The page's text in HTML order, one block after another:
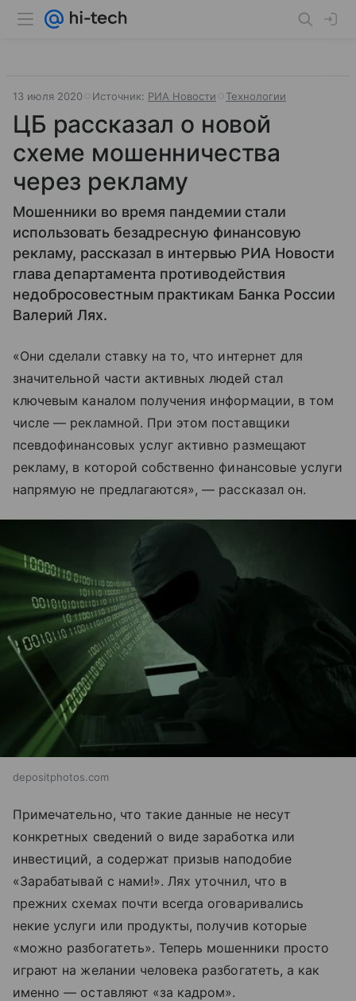
13 июля 2020 Источник: РИА Новости Технологии
ЦБ рассказал о новой
схеме мошенничества
через рекламу
Мошенники во время пандемии стали
использовать безадресную финансовую
рекламу, рассказал в интервью РИА Новости
глава департамента противодействия
недобросовестным практикам Банка России
Валерий Лях.
«Они сделали ставку на то, что интернет для
значительной части активных людей стал
ключевым каналом получения информации, в том
числе — рекламной. При этом поставщики
псевдофинансовых услуг активно размещают
рекламу, в которой собственно финансовые услуги
напрямую не предлагаются», — рассказал он.
depositphotos.com
Примечательно, что такие данные не несут
конкретных сведений о виде заработка или
инвестиций, а содержат призыв наподобие
«Зарабатывай с нами!». Лях уточнил, что в
прежних схемах почти всегда оговаривались
некие услуги или продукты, получив которые
«можно разбогатеть». Теперь мошенники просто
играют на желании человека разбогатеть, а как
именно — оставляют «за кадром».